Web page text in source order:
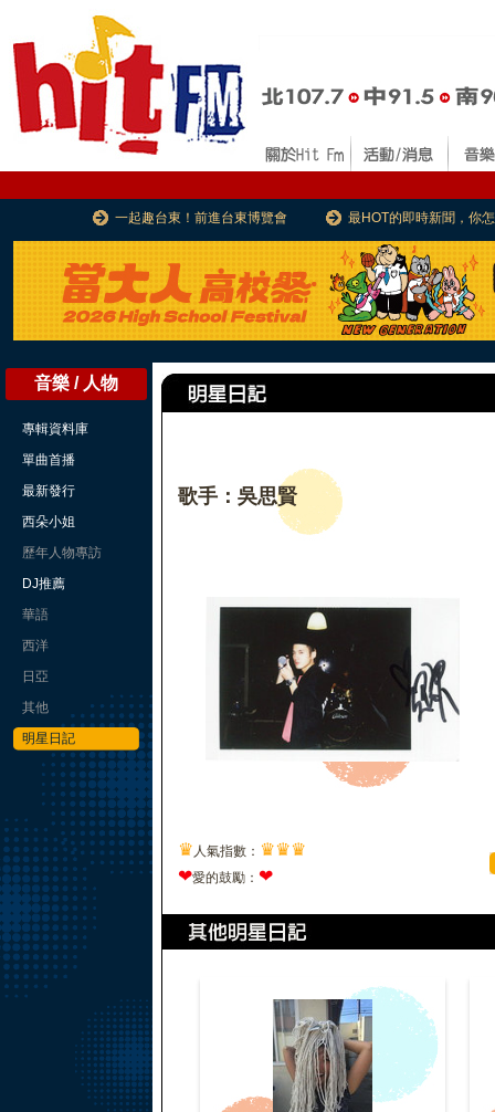
一起趣台東！前進台東博覽會 最HOT的即時新聞，你
音樂 / 人物
專輯資料庫
單曲首播
最新發行
西朵小姐
歷年人物專訪
DJ推薦
華語
西洋
日亞
其他
明星日記
歌手：吳思賢
♛ 人氣指數： ♛♛♛
❤愛的鼓勵： ❤